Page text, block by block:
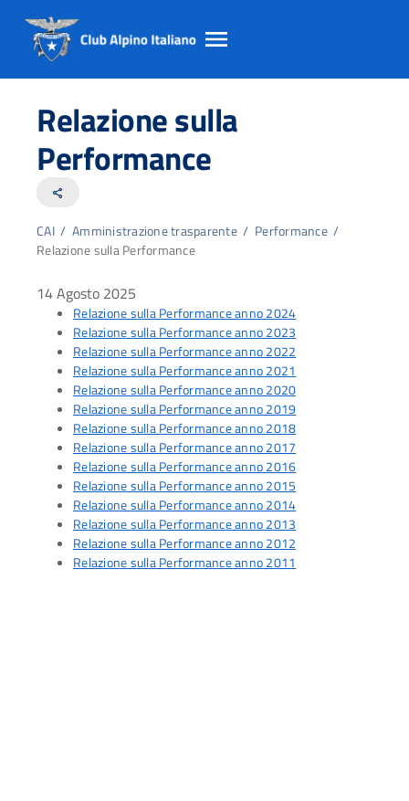
Salta
contento
Salta
Salta
Relazione sulla
Performance
share
CAI/ Amministrazione trasparente/ Performance/
Relazione sulla Performance
14 Agosto 2025
Relazione sulla Performance anno 2024
Relazione sulla Performance anno 2023
Relazione sulla Performance anno 2022
Relazione sulla Performance anno 2021
Relazione sulla Performance anno 2020
Relazione sulla Performance anno 2019
Relazione sulla Performance anno 2018
Relazione sulla Performance anno 2017
Relazione sulla Performance anno 2016
Relazione sulla Performance anno 2015
Relazione sulla Performance anno 2014
Relazione sulla Performance anno 2013
Relazione sulla Performance anno 2012
Relazione sulla Performance anno 2011